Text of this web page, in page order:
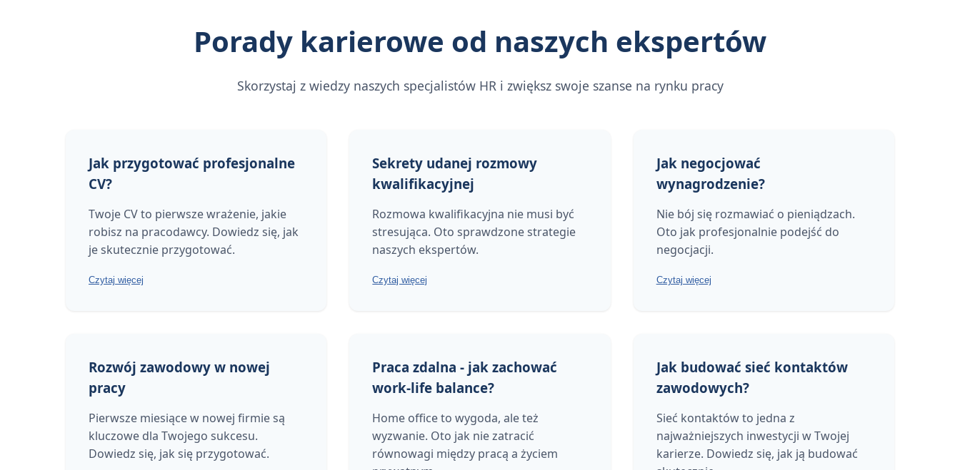
Porady karierowe od naszych ekspertów
Skorzystaj z wiedzy naszych specjalistów HR i zwiększ swoje szanse na rynku pracy
Jak przygotować profesjonalne
CV?
Twoje CV to pierwsze wrażenie, jakie
robisz na pracodawcy. Dowiedz się, jak
je skutecznie przygotować.
Czytaj więcej
Sekrety udanej rozmowy
kwalifikacyjnej
Rozmowa kwalifikacyjna nie musi być
stresująca. Oto sprawdzone strategie
naszych ekspertów.
Czytaj więcej
Jak negocjować
wynagrodzenie?
Nie bój się rozmawiać o pieniądzach.
Oto jak profesjonalnie podejść do
negocjacji.
Czytaj więcej
Rozwój zawodowy w nowej
pracy
Pierwsze miesiące w nowej firmie są
kluczowe dla Twojego sukcesu.
Dowiedz się, jak się przygotować.
Praca zdalna - jak zachować
work-life balance?
Home office to wygoda, ale też
wyzwanie. Oto jak nie zatracić
równowagi między pracą a życiem
Jak budować sieć kontaktów
zawodowych?
Sieć kontaktów to jedna z
najważniejszych inwestycji w Twojej
karierze. Dowiedz się, jak ją budować